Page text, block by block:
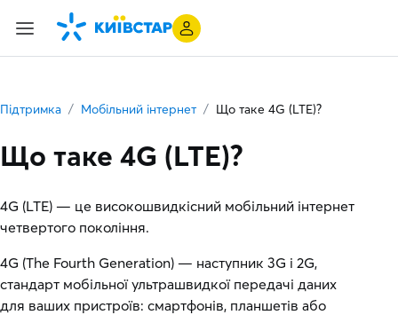
Підтримка Мобільний інтернет Що таке 4G (LTE)?
Що таке 4G (LTE)?
4G (LTE) — це високошвидкісний мобільний інтернет
четвертого покоління.
4G (The Fourth Generation) — наступник 3G і 2G,
стандарт мобільної ультрашвидкої передачі даних
для ваших пристроїв: смартфонів, планшетів або